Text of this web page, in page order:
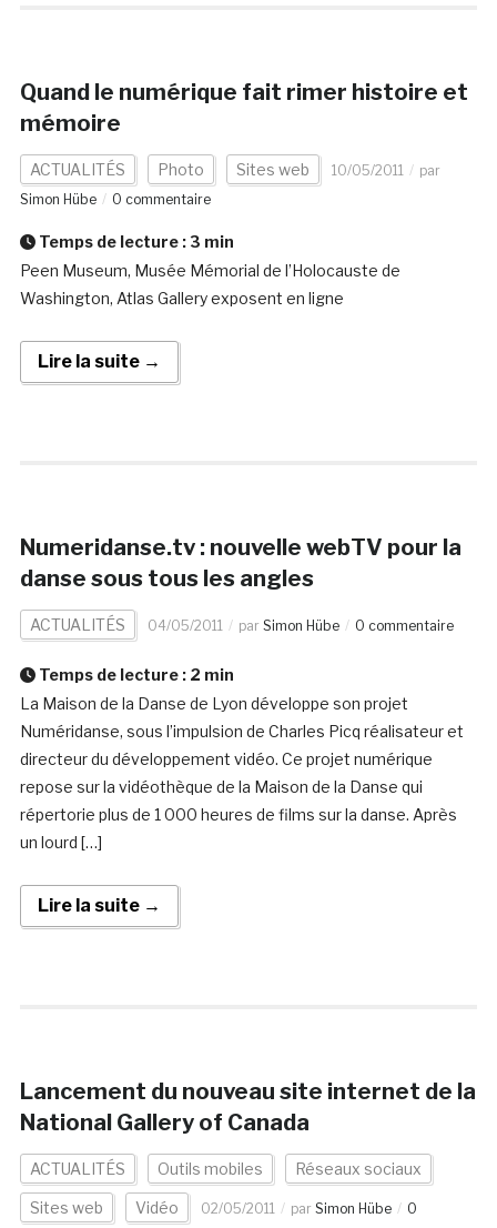
Quand le numérique fait rimer histoire et
mémoire
ACTUALITÉS Photo Sites web 10/05/2011
par
Simon Hübe
0 commentaire
Temps de lecture : 3 min
Peen Museum, Musée Mémorial de l’Holocauste de
Washington, Atlas Gallery exposent en ligne
Lire la suite →
Numeridanse.tv : nouvelle webTV pour la
danse sous tous les angles
ACTUALITÉS 04/05/2011 par Simon Hübe 0 commentaire
Temps de lecture : 2 min
La Maison de la Danse de Lyon développe son projet
Numéridanse, sous l’impulsion de Charles Picq réalisateur et
directeur du développement vidéo. Ce projet numérique
repose sur la vidéothèque de la Maison de la Danse qui
répertorie plus de 1 000 heures de films sur la danse. Après
un lourd […]
Lire la suite →
Lancement du nouveau site internet de la
National Gallery of Canada
ACTUALITÉS Outils mobiles Réseaux sociaux
Sites web Vidéo 02/05/2011 par Simon Hübe
0